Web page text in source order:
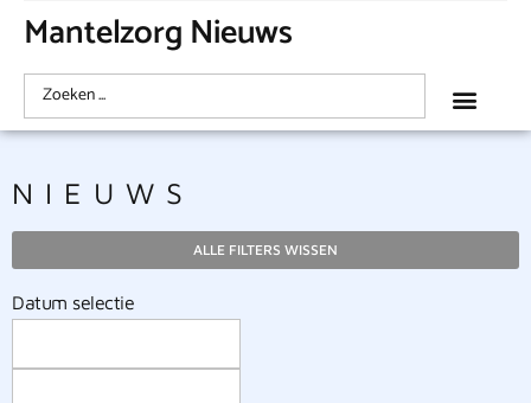
Mantelzorg Nieuws
NIEUWS
ALLE FILTERS WISSEN
Datum selectie